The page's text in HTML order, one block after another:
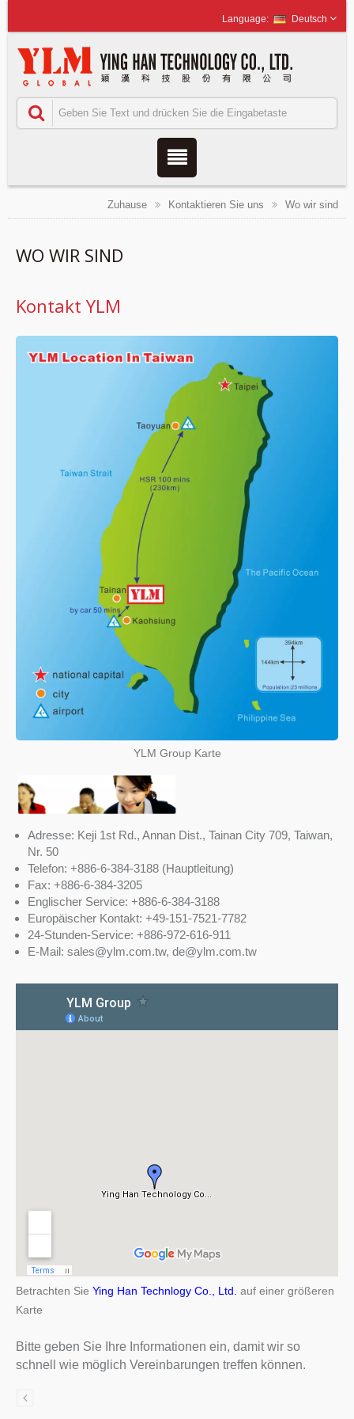
Deutsch
Zuhause Kontaktieren Sie uns Wo wir sind
WO WIR SIND
Kontakt YLM
YLM Group Karte
Adresse: Keji 1st Rd., Annan Dist., Tainan City 709, Taiwan,
Nr. 50
Telefon: +886-6-384-3188 (Hauptleitung)
Fax: +886-6-384-3205
Englischer Service: +886-6-384-3188
Europäischer Kontakt: +49-151-7521-7782
24-Stunden-Service: +886-972-616-911
E-Mail: sales@ylm.com.tw, de@ylm.com.tw
Betrachten Sie Ying Han Technlogy Co., Ltd. auf einer größeren
Karte
Bitte geben Sie Ihre Informationen ein, damit wir so
schnell wie möglich Vereinbarungen treffen können.